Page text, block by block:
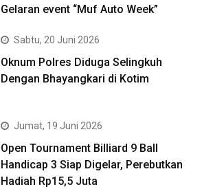
Gelaran event “Muf Auto Week”
Sabtu, 20 Juni 2026
Oknum Polres Diduga Selingkuh
Dengan Bhayangkari di Kotim
Jumat, 19 Juni 2026
Open Tournament Billiard 9 Ball
Handicap 3 Siap Digelar, Perebutkan
Hadiah Rp15,5 Juta